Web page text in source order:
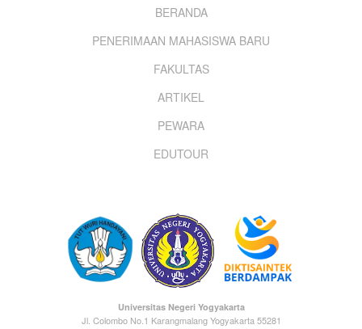
BERANDA
PENERIMAAN MAHASISWA BARU
FAKULTAS
ARTIKEL
PEWARA
EDUTOUR
Universitas Negeri Yogyakarta
Jl. Colombo No.1 Karangmalang Yogyakarta 55281